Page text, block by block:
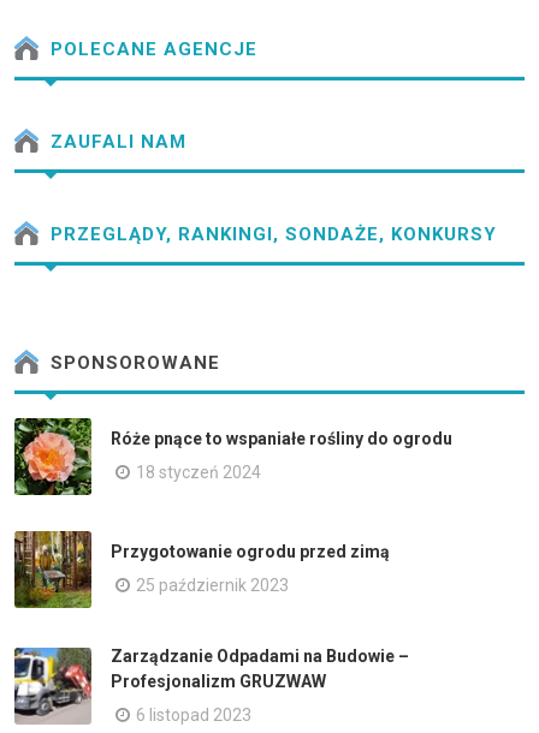
POLECANE AGENCJE
ZAUFALI NAM
PRZEGLĄDY, RANKINGI, SONDAŻE, KONKURSY
SPONSOROWANE
Róże pnące to wspaniałe rośliny do ogrodu
18 styczeń 2024
Przygotowanie ogrodu przed zimą
25 październik 2023
Zarządzanie Odpadami na Budowie –
Profesjonalizm GRUZWAW
6 listopad 2023